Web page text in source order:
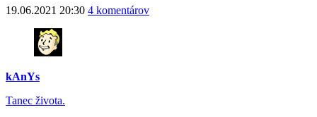
19.06.2021 20:30 4 komentárov
kAnYs
Tanec života.